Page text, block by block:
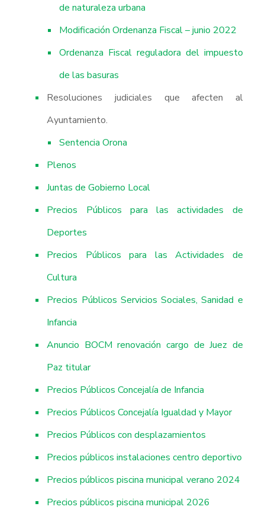
de naturaleza urbana
Modificación Ordenanza Fiscal – junio 2022
Ordenanza Fiscal reguladora del impuesto
de las basuras
Resoluciones judiciales que afecten al
Ayuntamiento.
Sentencia Orona
Plenos
Juntas de Gobierno Local
Precios Públicos para las actividades de
Deportes
Precios Públicos para las Actividades de
Cultura
Precios Públicos Servicios Sociales, Sanidad e
Infancia
Anuncio BOCM renovación cargo de Juez de
Paz titular
Precios Públicos Concejalía de Infancia
Precios Públicos Concejalía Igualdad y Mayor
Precios Públicos con desplazamientos
Precios públicos instalaciones centro deportivo
Precios públicos piscina municipal verano 2024
Precios públicos piscina municipal 2026